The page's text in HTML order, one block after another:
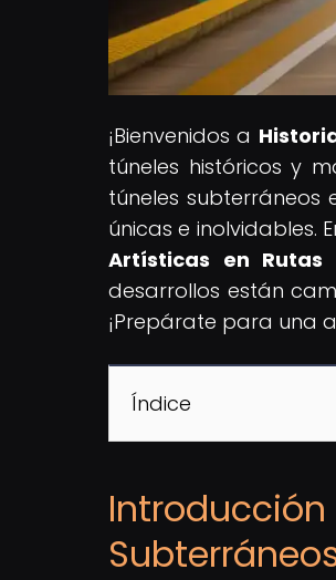
¡Bienvenidos a
túneles históricos y
túneles subterráneos
únicas e inolvidables.
Artísticas en Rutas
desarrollos están
¡Prepárate para una
Índice